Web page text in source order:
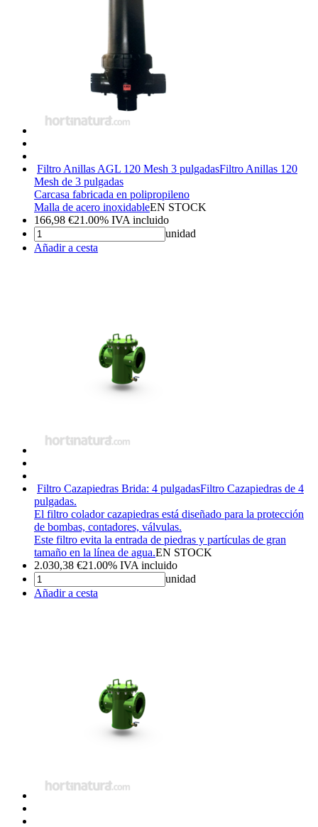
Filtro Anillas AGL 120 Mesh 3 pulgadasFiltro Anillas 120
Mesh de 3 pulgadas
Carcasa fabricada en polipropileno
Malla de acero inoxidableEN STOCK
166,98 €21.00% IVA incluido
unidad
Añadir a cesta
Filtro Cazapiedras Brida: 4 pulgadasFiltro Cazapiedras de 4
pulgadas.
El filtro colador cazapiedras está diseñado para la protección
de bombas, contadores, válvulas.
Este filtro evita la entrada de piedras y partículas de gran
tamaño en la línea de agua.EN STOCK
2.030,38 €21.00% IVA incluido
unidad
Añadir a cesta